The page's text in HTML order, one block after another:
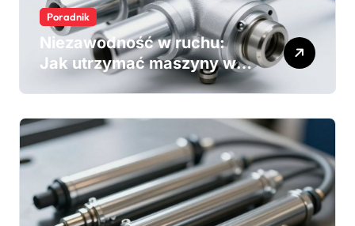
Edukacja i Świadomość
Siła precyzji: Rola
Liebherr
Leczenie Gronkowca